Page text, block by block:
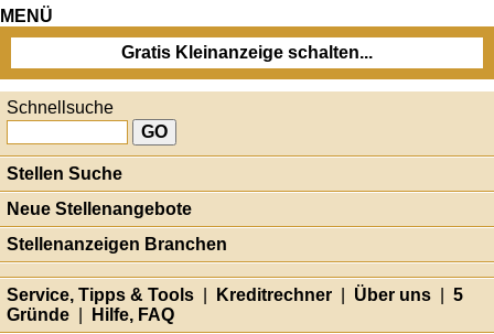
MENÜ
Gratis Kleinanzeige schalten...
Schnellsuche
Stellen Suche
Neue Stellenangebote
Stellenanzeigen Branchen
Service, Tipps & Tools Kreditrechner Über uns
5
Gründe
Hilfe, FAQ